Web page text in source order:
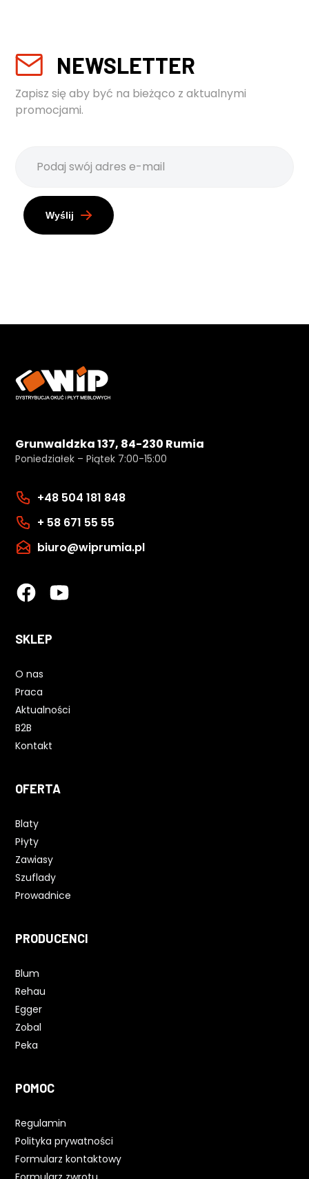
NEWSLETTER
Zapisz się aby być na bieżąco z aktualnymi
promocjami.
Wyślij
Grunwaldzka 137, 84-230 Rumia
Poniedziałek – Piątek 7:00-15:00
+48 504 181 848
+ 58 671 55 55
biuro@wiprumia.pl
SKLEP
O nas
Praca
Aktualności
B2B
Kontakt
OFERTA
Blaty
Płyty
Zawiasy
Szuflady
Prowadnice
PRODUCENCI
Blum
Rehau
Egger
Zobal
Peka
POMOC
Regulamin
Polityka prywatności
Formularz kontaktowy